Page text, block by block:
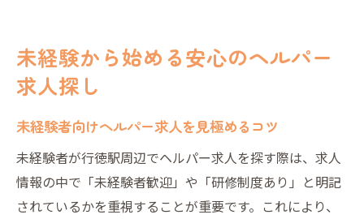
未経験から始める安心のヘルパー
求人探し
未経験者向けヘルパー求人を見極めるコツ
未経験者が行徳駅周辺でヘルパー求人を探す際は、求人
情報の中で「未経験者歓迎」や「研修制度あり」と明記
されているかを重視することが重要です。これにより、